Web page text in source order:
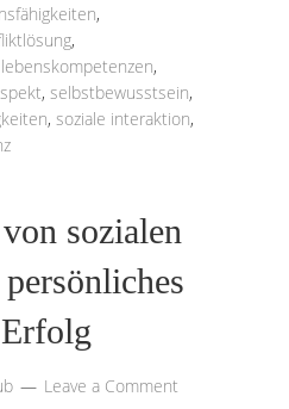
,
,
lebenskompetenzen,
, selbstbewusstsein,
, soziale interaktion,
sozialen
Leave a Comment